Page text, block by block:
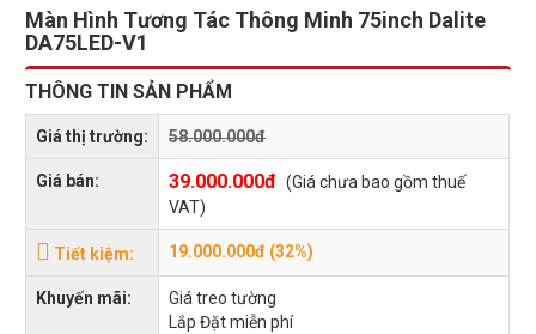
Màn Hình Tương Tác Thông Minh 75inch Dalite
DA75LED-V1
THÔNG TIN SẢN PHẨM
Giá thị trường: 58.000.000đ
Giá bán: 39.000.000đ (Giá chưa bao gồm thuế
VAT)
Tiết kiệm: 19.000.000đ (32%)
Khuyến mãi:
Giá treo tường
Lắp Đặt miễn phí